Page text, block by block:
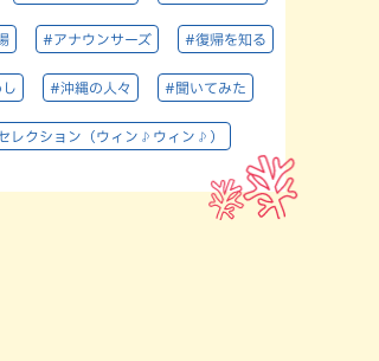
#アナウンサーズ #復帰を知る
#沖縄の人々 #聞いてみた
レクション（ウィン♪ウィン♪）